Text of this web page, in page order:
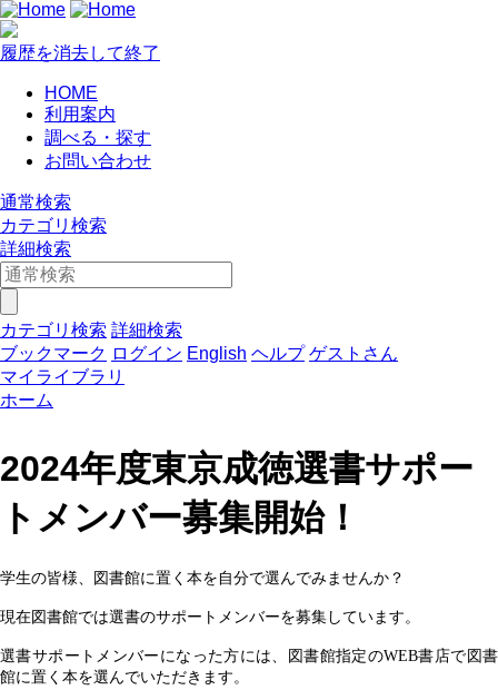
履歴を消去して終了
HOME
利用案内
調べる・探す
お問い合わせ
通常検索
カテゴリ検索
詳細検索
カテゴリ検索 詳細検索
ブックマーク ログイン English ヘルプ ゲストさん
マイライブラリ
ホーム
2024年度東京成徳選書サポー
トメンバー募集開始！
学生の皆様、図書館に置く本を自分で選んでみませんか？
現在図書館では選書のサポートメンバーを募集しています。
選書サポートメンバーになった方には、図書館指定のWEB書店で図書
館に置く本を選んでいただきます。